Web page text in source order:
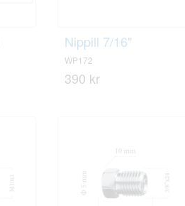
Nippill 7/16"
WP172
390 kr